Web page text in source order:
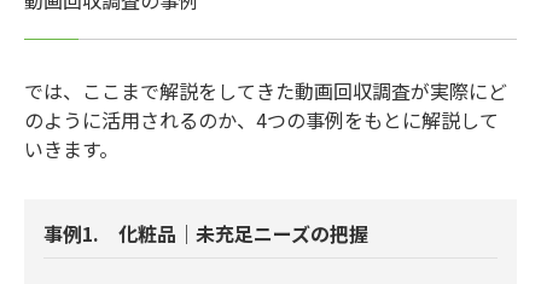
では、ここまで解説をしてきた動画回収調査が実際にど
のように活用されるのか、4つの事例をもとに解説して
いきます。
事例1. 化粧品｜未充足ニーズの把握